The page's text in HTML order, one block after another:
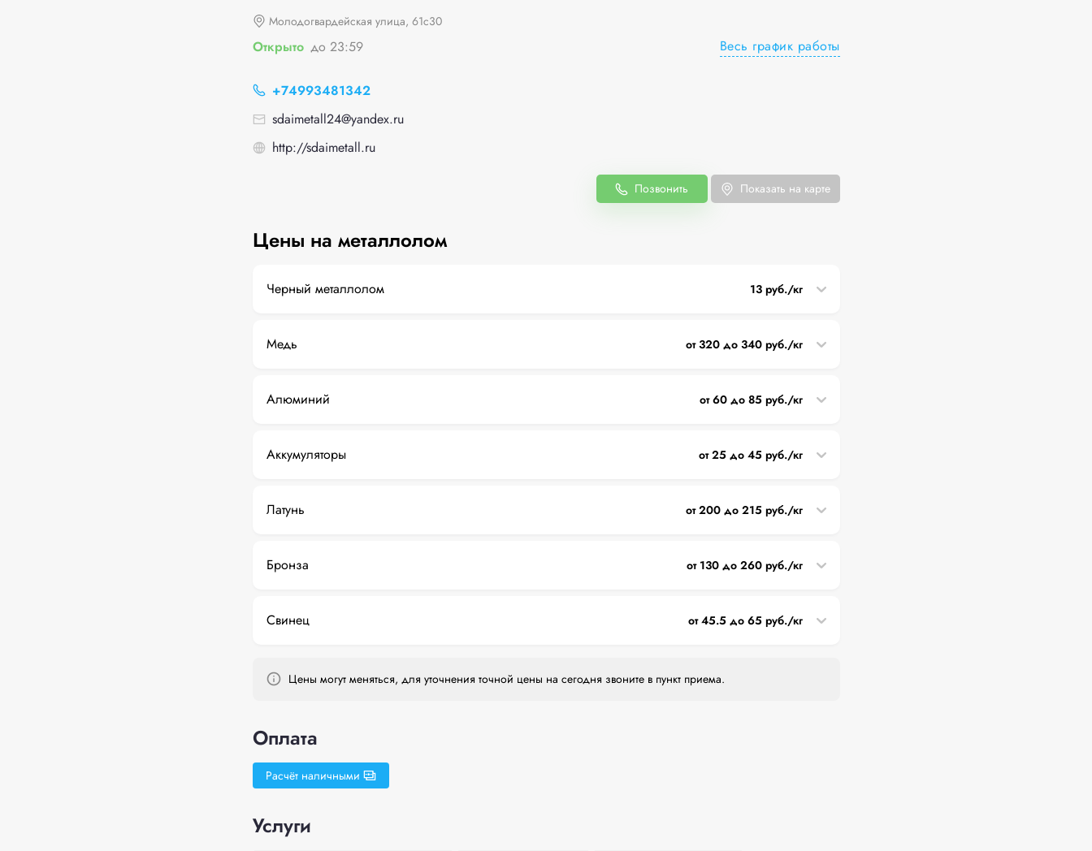
Молодогвардейская улица, 61с30
Открыто до 23:59 Весь график работы
+74993481342
sdaimetall24@yandex.ru
http://sdaimetall.ru
Позвонить Показать на карте
Цены на металлолом
Черный металлолом 13 руб./кг
Медь от 320 до 340 руб./кг
Алюминий от 60 до 85 руб./кг
Аккумуляторы от 25 до 45 руб./кг
Латунь от 200 до 215 руб./кг
Бронза от 130 до 260 руб./кг
Свинец от 45.5 до 65 руб./кг
Цены могут меняться, для уточнения точной цены на сегодня звоните в пункт приема.
Оплата
Расчёт наличными
Услуги